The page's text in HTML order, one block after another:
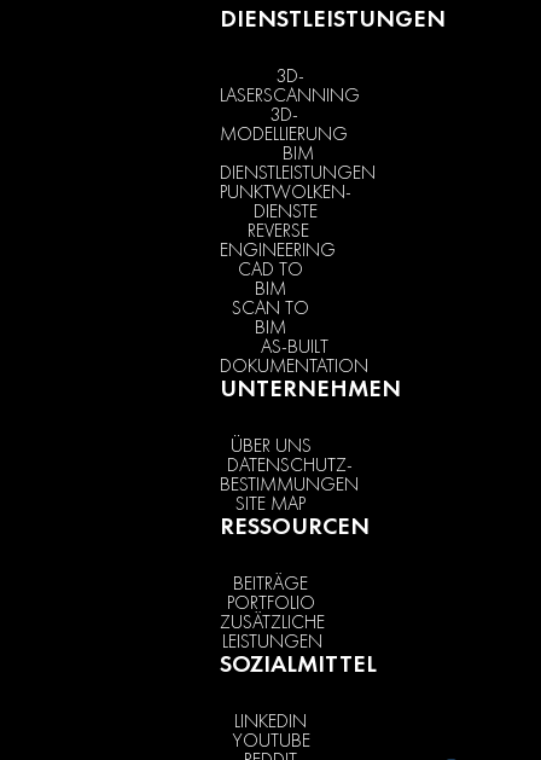
DIENSTLEISTUNGEN
3D-
LASERSCANNING
3D-
MODELLIERUNG
BIM
DIENSTLEISTUNGEN
PUNKTWOLKEN-
DIENSTE
REVERSE
ENGINEERING
CAD TO
BIM
SCAN TO
BIM
AS-BUILT
DOKUMENTATION
UNTERNEHMEN
ÜBER UNS
DATENSCHUTZ-
BESTIMMUNGEN
SITE MAP
RESSOURCEN
BEITRÄGE
PORTFOLIO
ZUSÄTZLICHE
LEISTUNGEN
SOZIALMITTEL
LINKEDIN
YOUTUBE